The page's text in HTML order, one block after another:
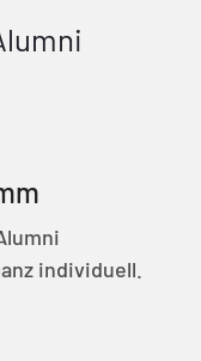
individuell.